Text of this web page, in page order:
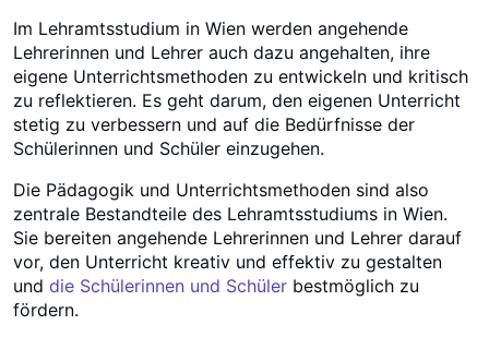
Im Lehramtsstudium in Wien werden angehende
Lehrerinnen und Lehrer auch dazu angehalten, ihre
eigene Unterrichtsmethoden zu entwickeln und kritisch
zu reflektieren. Es geht darum, den eigenen Unterricht
stetig zu verbessern und auf die Bedürfnisse der
Schülerinnen und Schüler einzugehen.
Die Pädagogik und Unterrichtsmethoden sind also
zentrale Bestandteile des Lehramtsstudiums in Wien.
Sie bereiten angehende Lehrerinnen und Lehrer darauf
vor, den Unterricht kreativ und effektiv zu gestalten
und die Schülerinnen und Schüler bestmöglich zu
fördern.